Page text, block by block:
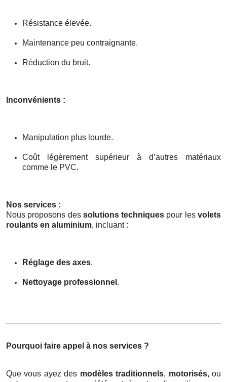
Résistance élevée.
Maintenance peu contraignante.
Réduction du bruit.
Inconvénients :
Manipulation plus lourde.
Coût légèrement supérieur à d’autres matériaux
comme le PVC.
Nos services :
Nous proposons des solutions techniques pour lesvolets
roulants en aluminium, incluant :
Réglage des axes.
Nettoyage professionnel .
Pourquoi faire appel à nos services ?
Que vous ayez des modèles traditionnels, motorisés, ou